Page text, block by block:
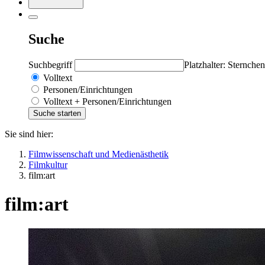
Suche
Suchbegriff
Platzhalter:
Volltext
Personen/Einrichtungen
Volltext + Personen/Einrichtungen
Sie sind hier:
Filmwissenschaft und Medienästhetik
Filmkultur
film:art
film:art